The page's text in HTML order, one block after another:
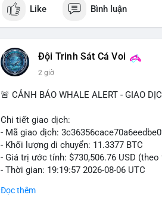
- Vùng Entry: $6.4500 - $6.4800
- Mục tiêu chốt lời (Take Profit - TP):
Lời khuyên quản trị vốn: Khối lượng lệnh
sau khi vào lệnh để bảo vệ tài khoản
#shortavax #avax6450 #bearishavax
Like Bình luận
Đội Trinh Sát Cá Voi
2 giờ
🚨 CẢNH BÁO WHALE ALERT - GIAO
Chi tiết giao dịch:
- Mã giao dịch:
- Khối lượng di chuyển: 11.3377 BTC
- Giá trị ước tính: $730,506.76 USD (theo
- Thời gian: 19:19:57 2026-08-06 UTC
Giao dịch 11.3377 BTC trị giá hơn 730
Đọc thêm